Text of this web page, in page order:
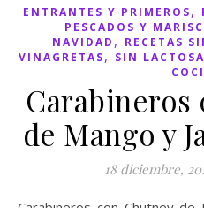
ENTRANTES Y PRIMEROS,
PESCADOS Y
NAVIDAD , RECETAS
VINAGRETAS, SIN LACTOSA
Carabineros
de Mango y
18 diciembre,